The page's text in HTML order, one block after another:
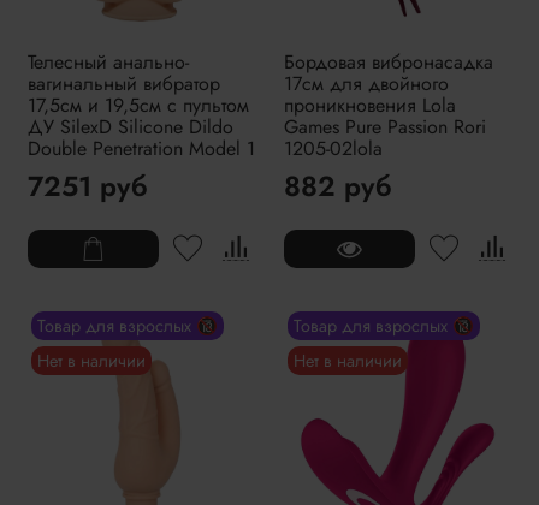
Телесный анально-
вагинальный вибратор
17,5см и 19,5см с пультом
ДУ SilexD Silicone Dildo
Double Penetration Model 1
7251 руб
Бордовая вибронасадка
17см для двойного
проникновения Lola
Games Pure Passion Rori
1205-02lola
882 руб
Товар для взрослых 🔞
Нет в наличии
Товар для взрослых 🔞
Нет в наличии